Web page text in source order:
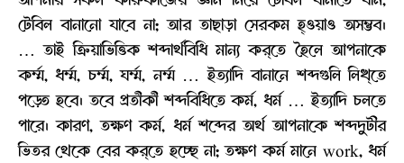
টেবিল বানানো যাবে না; আর তাছাড়া সেরকম হ্ওয়াও অসম্ভব।
… তাই ক্রিয়াভিত্তিক শব্দার্থবিধি মান্য কর্‌তে হৈলে আপনাকে
কর্ম্ম, ধর্ম্ম, চর্ম্ম, ঘর্ম্ম, নর্ম্ম … ইত্যাদি বানানে শব্দগুলি লিখ্তে
পড়্তে হবে। তবে প্রতীকী শব্দবিধিতে কর্ম, ধর্ম … ইত্যাদি চলতে
পারে। কারণ, তক্ষণ কর্ম, ধর্ম শব্দের অর্থ আপনাকে শব্দদুটীর
ভিতর থেকে বের কর্‌তে হচ্ছে না; তক্ষণ কর্ম মানে work, ধর্ম